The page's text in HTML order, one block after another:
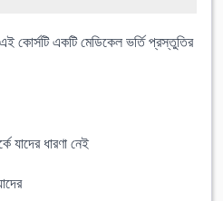
একটি মেডিকেল ভর্তি প্রস্তুতির
যাদের ধারণা নেই